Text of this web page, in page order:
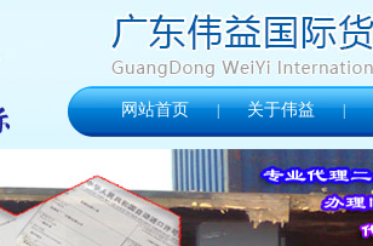
网站首页 | 关于伟益 |